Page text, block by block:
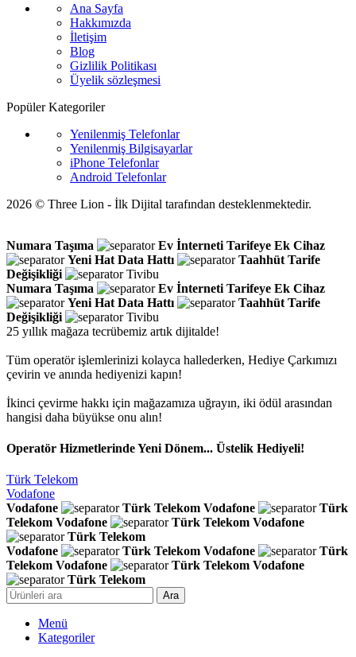
Ana Sayfa
Hakkımızda
İletişim
Blog
Gizlilik Politikası
Üyelik sözleşmesi
Popüler Kategoriler
Yenilenmiş Telefonlar
Yenilenmiş Bilgisayarlar
iPhone Telefonlar
Android Telefonlar
2026 © Three Lion - İlk Dijital tarafından desteklenmektedir.
Numara Taşıma Ev İnterneti Tarifeye Ek Cihaz
Yeni Hat Data Hattı Taahhüt Tarife
Değişikliği
Tivibu
Numara Taşıma
Ev İnterneti Tarifeye Ek Cihaz
Yeni Hat Data Hattı Taahhüt Tarife
Değişikliği
Tivibu
25 yıllık mağaza tecrübemiz artık dijitalde!
Tüm operatör işlemlerinizi kolayca hallederken, Hediye Çarkımızı
çevirin ve anında hediyenizi kapın!
İkinci çevirme hakkı için mağazamıza uğrayın, iki ödül arasından
hangisi daha büyükse onu alın!
Operatör Hizmetlerinde Yeni Dönem... Üstelik Hediyeli!
Türk Telekom
Vodafone
Vodafone
Türk Telekom Vodafone
Türk
Telekom Vodafone Türk Telekom Vodafone
Türk Telekom
Vodafone
Türk Telekom Vodafone
Türk
Telekom Vodafone Türk Telekom Vodafone
Türk Telekom
Ara
Menü
Kategoriler